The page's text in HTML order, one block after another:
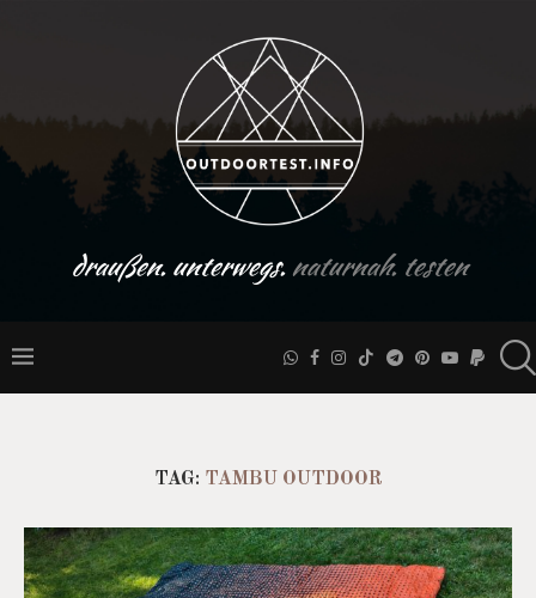
draußen. unterwegs.naturnah. testen
TAG: TAMBU OUTDOOR